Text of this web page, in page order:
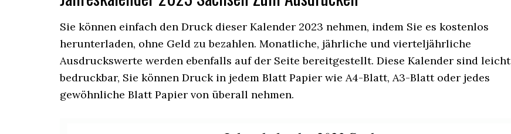
Sie können einfach den Druck dieser Kalender 2023 nehmen, indem Sie es kostenlos
herunterladen, ohne Geld zu bezahlen. Monatliche, jährliche und vierteljährliche
Ausdruckswerte werden ebenfalls auf der Seite bereitgestellt. Diese Kalender sind leicht
bedruckbar, Sie können Druck in jedem Blatt Papier wie A4-Blatt, A3-Blatt oder jedes
gewöhnliche Blatt Papier von überall nehmen.